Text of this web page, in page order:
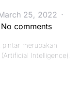
25, 2022
No comments
merupakan
Intelligence).